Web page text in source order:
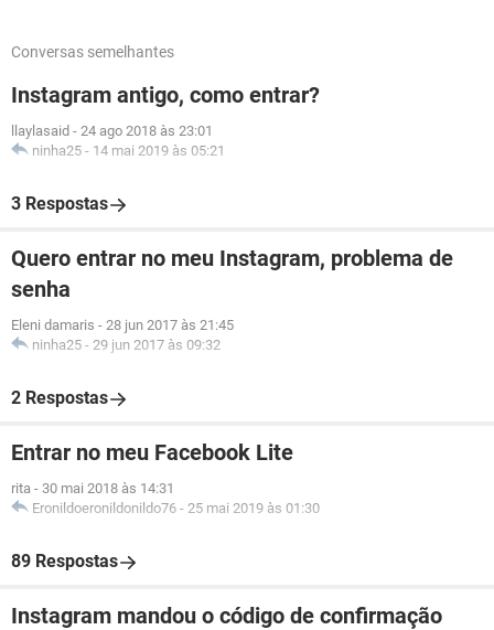
Conversas semelhantes
Instagram antigo, como entrar?
llaylasaid - 24 ago 2018 às 23:01
ninha25 - 14 mai 2019 às 05:21
3 Respostas
Quero entrar no meu Instagram, problema de
senha
Eleni damaris - 28 jun 2017 às 21:45
ninha25 - 29 jun 2017 às 09:32
2 Respostas
Entrar no meu Facebook Lite
rita - 30 mai 2018 às 14:31
Eronildoeronildonildo76 - 25 mai 2019 às 01:30
89 Respostas
Instagram mandou o código de confirmação